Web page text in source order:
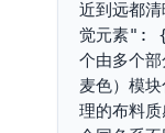
近到远都
觉元素":
个由多个
麦色）模
理的布料